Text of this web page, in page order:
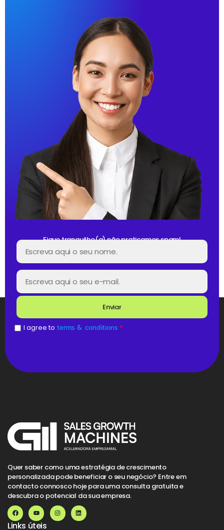
Fique tranquilho(a) não praticamos spam!
Enviar
I agree to terms & conditions *
Quer saber como uma estratégia de crescimento
personalizada pode beneficiar o seu negócio? Entre em
contacto connosco hoje para uma consulta gratuita e
descubra o potencial da sua empresa.
Links úteis